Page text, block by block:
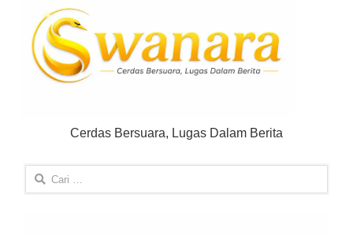
Cerdas Bersuara, Lugas Dalam Berita
Cari